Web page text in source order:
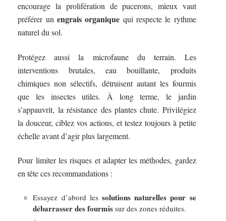
encourage la prolifération de pucerons, mieux vaut
préférer unengrais organique qui respecte le rythme
naturel du sol.
Protégez aussi la microfaune du terrain. Les
interventions brutales, eau bouillante, produits
chimiques non sélectifs, détruisent autant les fourmis
que les insectes utiles. À long terme, le jardin
s’appauvrit, la résistance des plantes chute. Privilégiez
la douceur, ciblez vos actions, et testez toujours à petite
échelle avant d’agir plus largement.
Pour limiter les risques et adapter les méthodes, gardez
en tête ces recommandations :
Essayez d’abord les solutions naturelles pour se
débarrasser des fourmis sur des zones réduites.